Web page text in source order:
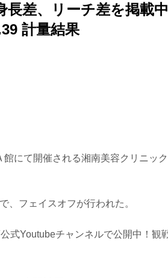
差、リーチ差を掲載
計量結果
にて開催される湘南美容クリニッ
、フェイスオフが行われた。
式Youtubeチャンネルで公開中！観